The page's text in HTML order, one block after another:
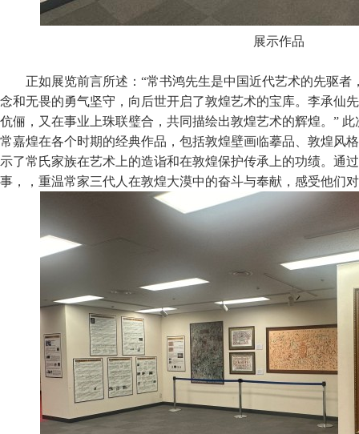
展示作品
正如展览前言所述：“常书鸿先生是中国近代艺术的先驱
念和无畏的勇气坚守，向后世开启了敦煌艺术的宝库。李承仙
伉俪，又在事业上珠联璧合，共同描绘出敦煌艺术的辉煌。”
常嘉煌在各个时期的经典作品，包括敦煌壁画临摹品、敦煌风
示了常氏家族在艺术上的造诣和在敦煌保护传承上的功绩。通
事，，重温常家三代人在敦煌大漠中的奋斗与奉献，感受他们